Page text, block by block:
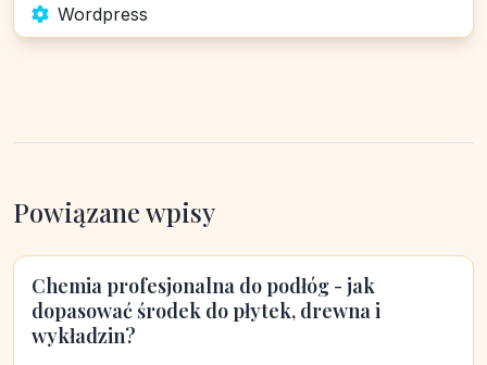
Wordpress
Powiązane wpisy
Chemia profesjonalna do podłóg - jak
dopasować środek do płytek, drewna i
wykładzin?